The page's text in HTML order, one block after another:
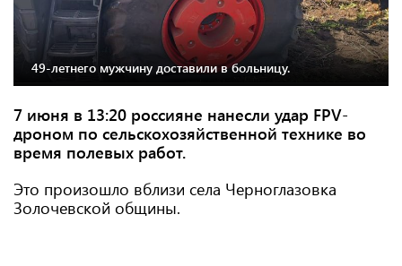
49-летнего мужчину доставили в больницу.
7 июня в 13:20 россияне нанесли удар FPV-
дроном по сельскохозяйственной технике во
время полевых работ.
Это произошло вблизи села Черноглазовка
Золочевской общины.